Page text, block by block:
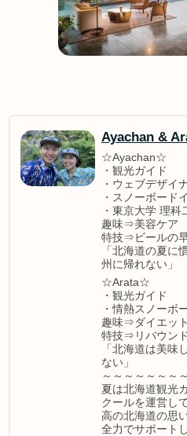
Ayachan &
☆Ayachan☆
・観光ガイド
・ウェブデザイ
・スノーボード
・東京大学 理科
趣味⇒美容ケア
特技⇒ビールの
「北海道の夏に
州に帰れない」
☆Arata☆
・観光ガイド
・情熱スノーボ
趣味⇒ダイエット
特技⇒リバウンド
「北海道は美味
ない」
～～～～～～～
夏は北海道観光
クールを運営し
高の北海道の思
全力でサポート